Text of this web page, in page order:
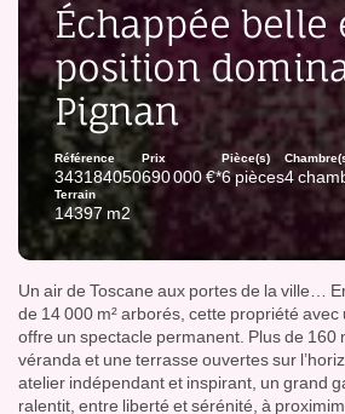
Échappée belle
position
Pignan
Référence
343184050
Prix
690 000 €*
Pièce(s)
6 pièces4
Terrain
14397 m2
Un air de Toscane aux portes de la ville…
de 14 000 m² arborés, cette propriété
offre un spectacle permanent. Plus de 160
véranda et une terrasse ouvertes sur
atelier indépendant et inspirant, un grand
ralentit, entre liberté et sérénité, à